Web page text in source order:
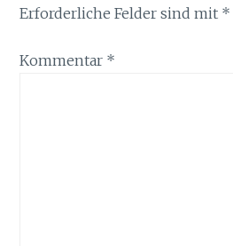
Erforderliche Felder sind mit *
Kommentar *